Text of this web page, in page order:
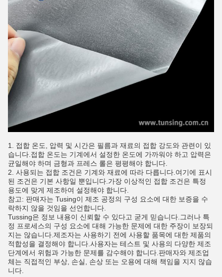
1. 접합 온도, 압력 및 시간은 필름과 재료의 접합 강도와 관련이 있
습니다.접합 온도는 기계에서 설정한 온도에 가까워야 하고 압력은
균일해야 하며 금형과 프레스 롤은 평평해야 합니다.
2. 사용되는 접합 조건은 기계와 재료에 따라 다릅니다.여기에 표시
된 조건은 기본 사항일 뿐입니다.가장 이상적인 접합 조건은 특정
용도에 맞게 제조하여 설정해야 합니다.
참고: 판매자는 Tusing이 제조 공정의 구성 요소에 대한 보증을 수
락하지 않을 것임을 선언합니다.
Tussing은 정보 내용이 신뢰할 수 있다고 굳게 믿습니다.그러나 특
정 프로세스의 구성 요소에 대해 가능한 문제에 대한 주장이 보장되
지는 않습니다.제조자는 사용하기 전에 사용할 품목에 대한 제품의
적합성을 결정해야 합니다.사용자는 테스트 및 사용의 다양한 제조
단계에서 위험과 가능한 문제를 감수해야 합니다.판매자와 제조업
체는 직접적인 부상, 손실, 손상 또는 오용에 대해 책임을 지지 않습
니다.